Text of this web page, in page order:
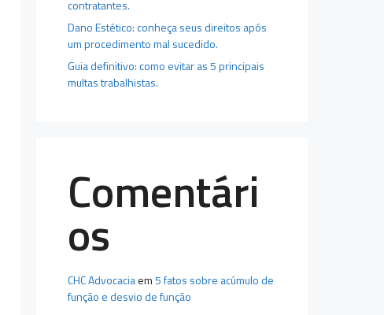
contratantes.
Dano Estético: conheça seus direitos após
um procedimento mal sucedido.
Guia definitivo: como evitar as 5 principais
multas trabalhistas.
Comentári
os
CHC Advocaciaem5 fatos sobre acúmulo de
função e desvio de função